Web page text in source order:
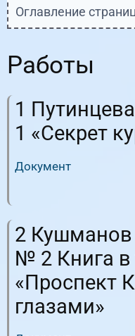
Оглавление
Работы
1
1 «Секрет
Документ
2
№ 2 Книга в
«Проспект
глазами»